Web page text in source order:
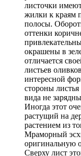
листочки
жилки к краям
полосы.
оттенки
окрашены в
отличается
листьев
интересной
стороны
вида не
Иногда этот
растущий на
растением из
Мраморный
оригинальную
Сверху лист